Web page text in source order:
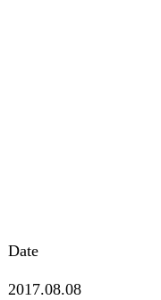
Date
2017.08.08